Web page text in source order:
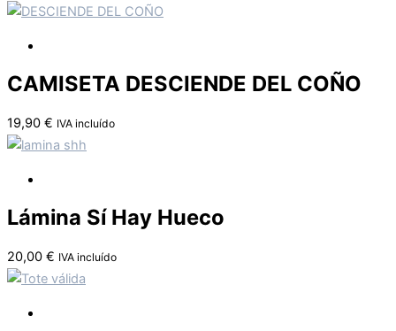
CAMISETA DESCIENDE DEL COÑO
19,90 € IVA incluído
Lámina Sí Hay Hueco
20,00 € IVA incluído